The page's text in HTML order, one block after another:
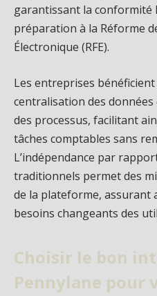
garantissant la conformité
préparation à la Réforme
Électronique (RFE).
Les entreprises bénéficient
centralisation des
des processus, facilitant
tâches comptables sans
L’indépendance par
traditionnels permet des
de la plateforme, assurant
besoins changeants des
Choisir le bon
Pennylane pour